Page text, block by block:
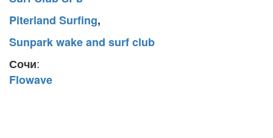
Piterland Surfing,
Sunpark wake and surf club
Сочи:
Flowave